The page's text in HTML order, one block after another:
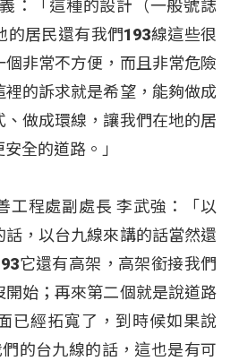
：「這種的設計（一般號誌
的居民還有我們193線這些很
非常不方便，而且非常危險
的訴求就是希望，能夠做成
做成環線，讓我們在地的居
全的道路。」
工程處副處長 李武強：「以
，以台九線來講的話當然還
它還有高架，高架銜接我們
開始；再來第二個就是說道路
已經拓寬了，到時候如果說
的台九線的話，這也是有可